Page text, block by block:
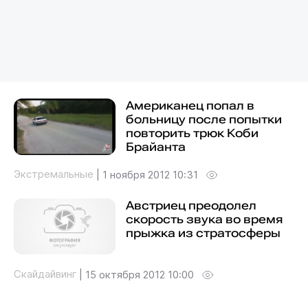
Американец попал в
больницу после попытки
повторить трюк Коби
Брайанта
Экстремальные 1 ноября 2012 10:31
Австриец преодолел
скорость звука во время
прыжка из стратосферы
Скайдайвинг 15 октября 2012 10:00